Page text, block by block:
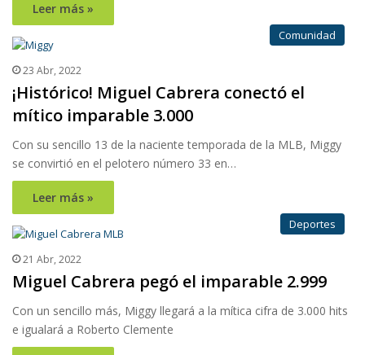
Leer más »
Comunidad
23 Abr, 2022
¡Histórico! Miguel Cabrera conectó el
mítico imparable 3.000
Con su sencillo 13 de la naciente temporada de la MLB, Miggy
se convirtió en el pelotero número 33 en…
Leer más »
Deportes
21 Abr, 2022
Miguel Cabrera pegó el imparable 2.999
Con un sencillo más, Miggy llegará a la mítica cifra de 3.000 hits
e igualará a Roberto Clemente